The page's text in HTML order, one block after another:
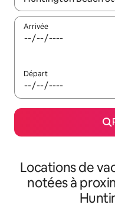
Arrivée
Départ
Locations de
notées à